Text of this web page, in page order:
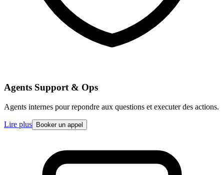
Agents Support & Ops
Agents internes pour repondre aux questions et executer des actions.
Lire plus Booker un appel